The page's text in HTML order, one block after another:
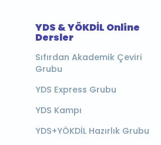
YDS & YÖKDİL Online
Dersler
Sıfırdan Akademik Çeviri
Grubu
YDS Express Grubu
YDS Kampı
YDS+YÖKDİL Hazırlık Grubu